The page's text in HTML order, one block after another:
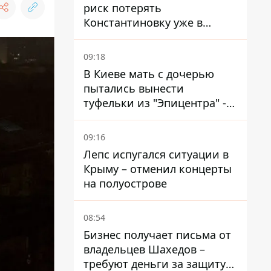
риск потерять
Константиновку уже в
ближайшие месяцы
09:18
В Киеве мать с дочерью
пытались вынести
туфельки из "Эпицентра" -
суд вынес приговор
09:16
Лепс испугался ситуации в
Крыму – отменил концерты
на полуострове
08:54
Бизнес получает письма от
владельцев Шахедов –
требуют деньги за защиту